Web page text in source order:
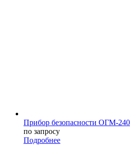
Прибор безопасности ОГМ-
по запросу
Подробнее